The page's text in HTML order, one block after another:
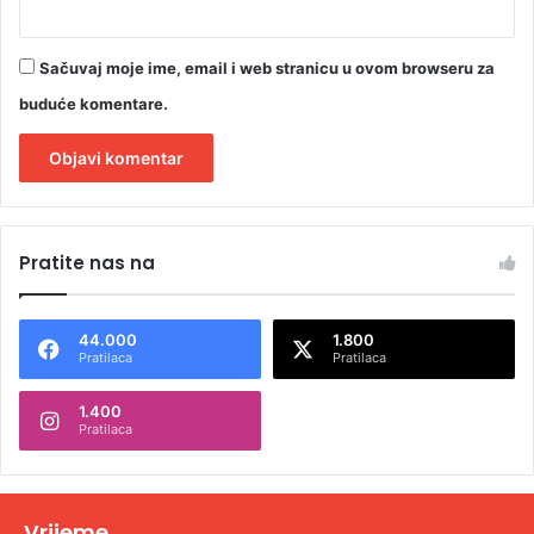
Sačuvaj moje ime, email i web stranicu u ovom browseru za
buduće komentare.
t
n
t
v
Pratite nas na
44.000
Pratilaca
1.800
Pratilaca
1.400
Pratilaca